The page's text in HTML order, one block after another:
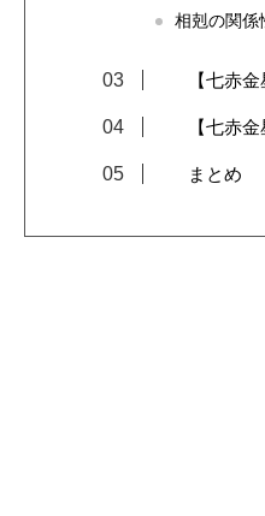
相剋の関係
【七赤
【七赤
まとめ